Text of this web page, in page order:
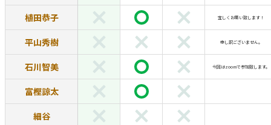
植田恭子 宜しくお願い致します！
平山秀樹 申し訳ございません。
石川智美 今回はzoomで参加致します。
富樫諒太
細谷